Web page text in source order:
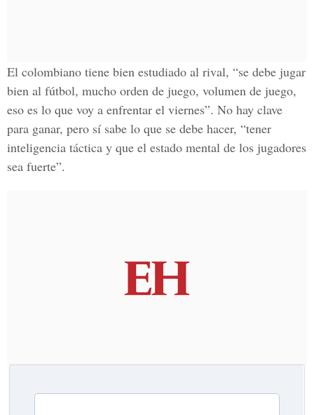
El colombiano tiene bien estudiado al rival, “se debe jugar
bien al fútbol, mucho orden de juego, volumen de juego,
eso es lo que voy a enfrentar el viernes”. No hay clave
para ganar, pero sí sabe lo que se debe hacer, “tener
inteligencia táctica y que el estado mental de los jugadores
sea fuerte”.